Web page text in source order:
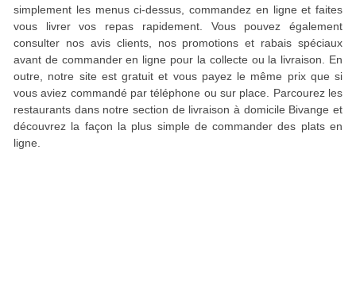
simplement les menus ci-dessus, commandez en ligne et faites
vous livrer vos repas rapidement. Vous pouvez également
consulter nos avis clients, nos promotions et rabais spéciaux
avant de commander en ligne pour la collecte ou la livraison. En
outre, notre site est gratuit et vous payez le même prix que si
vous aviez commandé par téléphone ou sur place. Parcourez les
restaurants dans notre section de livraison à domicile Bivange et
découvrez la façon la plus simple de commander des plats en
ligne.